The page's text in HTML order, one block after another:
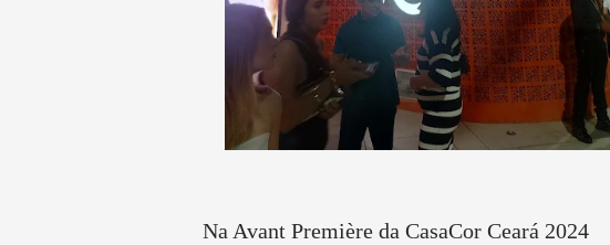
Na Avant Première da CasaCor Ceará 2024